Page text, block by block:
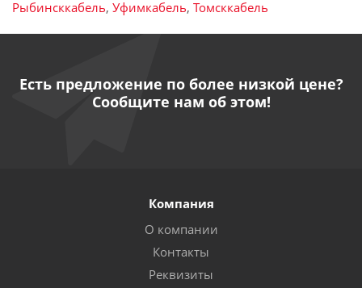
Рыбинсккабель, Уфимкабель, Томсккабель
Есть предложение по более низкой цене?
Сообщите нам об этом!
Компания
О компании
Контакты
Реквизиты